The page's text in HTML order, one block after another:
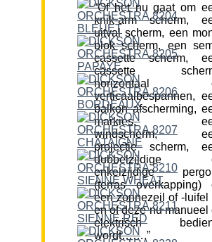
“Of het nu gaat om
knik-arm scherm,
uitval scherm, een
blok scherm, een
cassette scherm,
cassette
horizontaal
verticaalbespannen,
balkon afscherming,
markies,
windscherm,
projectie scherm,
dubbelzijdige
enkelzijdige
(terras overkapping)
een zonnezeil of -luifel
en of deze nu manueel
elektrisch
wordt…….”